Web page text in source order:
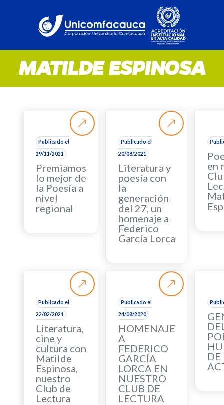
MATILDE ESPINOSA
Publicado el
29/11/2021
Premiamos
lo mejor de
la Poesía a
nivel
regional
Publicado el
20/08/2021
Literatura y
poesía con
la
generación
del 27, un
homenaje a
Federico
García Lorca
en
Publicado el
22/02/2021
Literatura,
cine y
cultura con
Matilde
Espinosa,
nuestro
Club de
Lectura
Publicado el
24/08/2020
HOMENAJE
A
FEDERICO
GARCÍA
LORCA EN
NUESTRO
CLUB DE
LECTURA
DE